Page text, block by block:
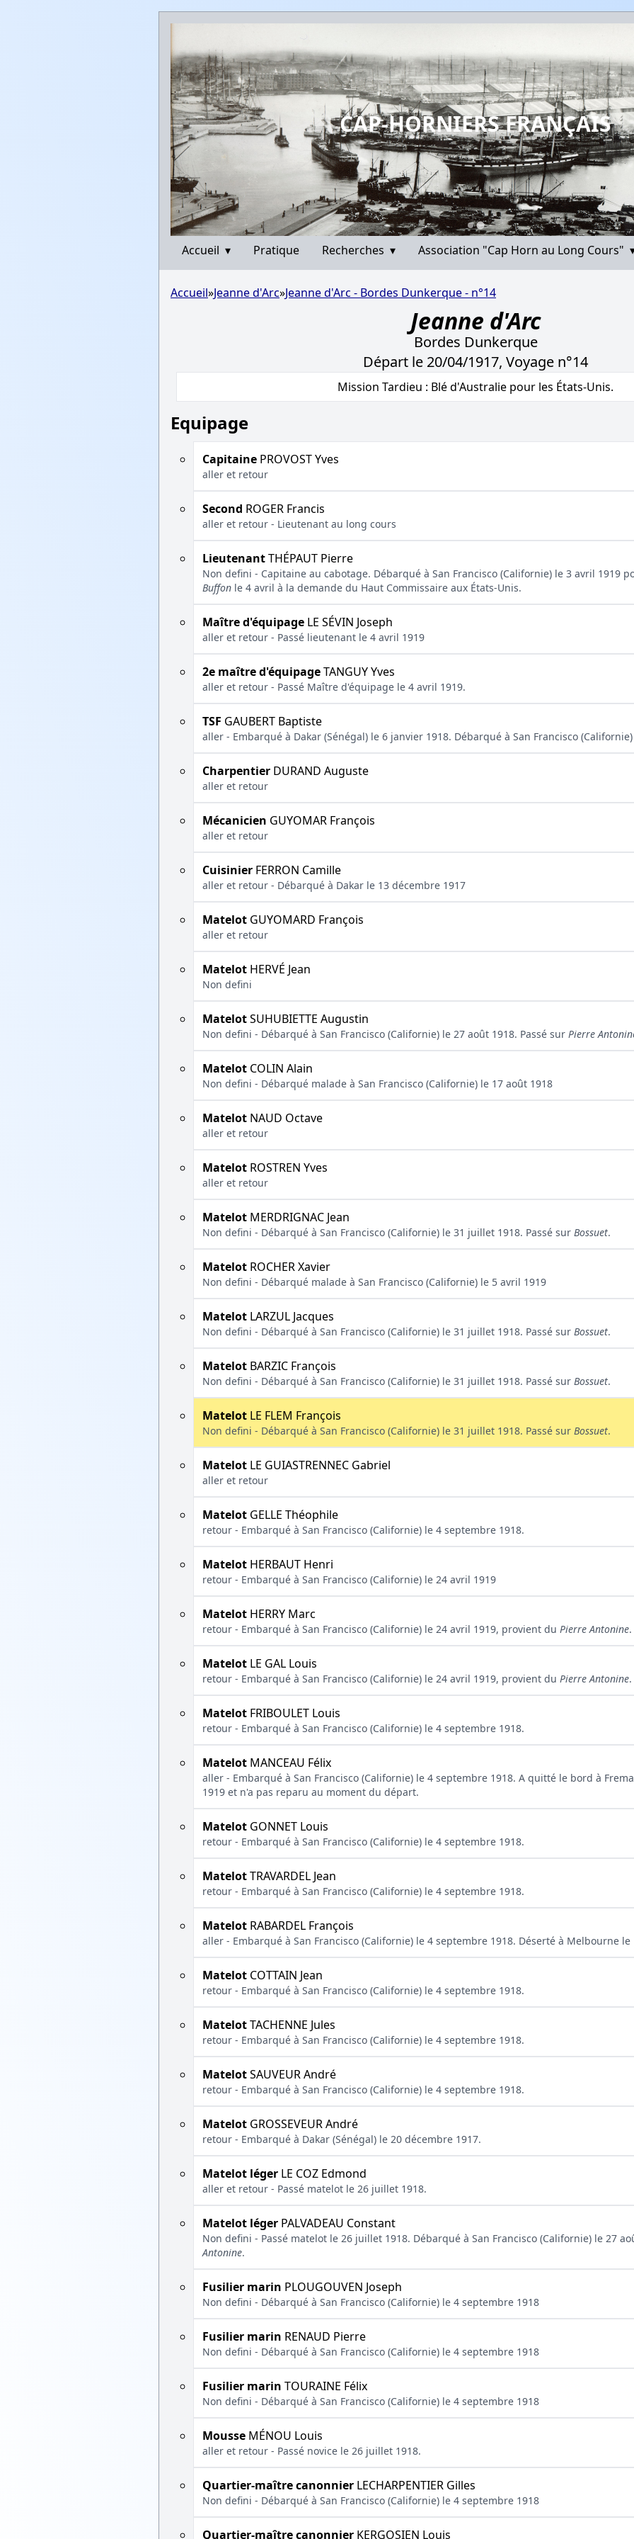
CAP-HORNIERS FRANÇAIS
Accueil ▾ Pratique Recherches ▾ Association "Cap Horn au Long Cours"
Accueil»Jeanne d'Arc»Jeanne d'Arc - Bordes Dunkerque - n°14
Jeanne d'Arc
Bordes Dunkerque
Départ le 20/04/1917, Voyage n°14
Mission Tardieu : Blé d'Australie pour les États-Unis.
Equipage
Capitaine PROVOST Yves
aller et retour
Second ROGER Francis
aller et retour - Lieutenant au long cours
LieutenantTHÉPAUT Pierre
Non defini - Capitaine au cabotage. Débarqué à San Francisco (Californie) le 3 avril 1919
Buffon le 4 avril à la demande du Haut Commissaire aux États-Unis.
Maître d'équipage LE SÉVIN Joseph
aller et retour - Passé lieutenant le 4 avril 1919
2e maître d'équipageTANGUY Yves
aller et retour - Passé Maître d'équipage le 4 avril 1919.
TSF GAUBERT Baptiste
aller - Embarqué à Dakar (Sénégal) le 6 janvier 1918. Débarqué à San Francisco
Charpentier DURAND Auguste
aller et retour
Mécanicien GUYOMAR François
aller et retour
Cuisinier FERRON Camille
aller et retour - Débarqué à Dakar le 13 décembre 1917
Matelot GUYOMARD François
aller et retour
Matelot HERVÉ Jean
Non defini
MatelotSUHUBIETTE Augustin
Non defini - Débarqué à San Francisco (Californie) le 27 août 1918. Passé sur Pierre
Matelot COLIN Alain
Non defini - Débarqué malade à San Francisco (Californie) le 17 août 1918
Matelot NAUD Octave
aller et retour
Matelot ROSTREN Yves
aller et retour
Matelot MERDRIGNAC Jean
Non defini - Débarqué à San Francisco (Californie) le 31 juillet 1918. Passé sur Bossuet.
Matelot ROCHER Xavier
Non defini - Débarqué malade à San Francisco (Californie) le 5 avril 1919
Matelot LARZUL Jacques
Non defini - Débarqué à San Francisco (Californie) le 31 juillet 1918. Passé sur Bossuet.
Matelot BARZIC François
Non defini - Débarqué à San Francisco (Californie) le 31 juillet 1918. Passé sur Bossuet.
Matelot LE FLEM François
Non defini - Débarqué à San Francisco (Californie) le 31 juillet 1918. Passé sur Bossuet.
Matelot LE GUIASTRENNEC Gabriel
aller et retour
Matelot GELLE Théophile
retour - Embarqué à San Francisco (Californie) le 4 septembre 1918.
Matelot HERBAUT Henri
retour - Embarqué à San Francisco (Californie) le 24 avril 1919
Matelot HERRY Marc
retour - Embarqué à San Francisco (Californie) le 24 avril 1919, provient du Pierre Antonine.
Matelot LE GAL Louis
retour - Embarqué à San Francisco (Californie) le 24 avril 1919, provient du Pierre Antonine.
Matelot FRIBOULET Louis
retour - Embarqué à San Francisco (Californie) le 4 septembre 1918.
Matelot MANCEAU Félix
aller - Embarqué à San Francisco (Californie) le 4 septembre 1918. A quitté le bord à
1919 et n'a pas reparu au moment du départ.
Matelot GONNET Louis
retour - Embarqué à San Francisco (Californie) le 4 septembre 1918.
MatelotTRAVARDEL Jean
retour - Embarqué à San Francisco (Californie) le 4 septembre 1918.
Matelot RABARDEL François
aller - Embarqué à San Francisco (Californie) le 4 septembre 1918. Déserté à Melbourne
Matelot COTTAIN Jean
retour - Embarqué à San Francisco (Californie) le 4 septembre 1918.
MatelotTACHENNE Jules
retour - Embarqué à San Francisco (Californie) le 4 septembre 1918.
MatelotSAUVEUR André
retour - Embarqué à San Francisco (Californie) le 4 septembre 1918.
Matelot GROSSEVEUR André
retour - Embarqué à Dakar (Sénégal) le 20 décembre 1917.
Matelot léger LE COZ Edmond
aller et retour - Passé matelot le 26 juillet 1918.
Matelot léger PALVADEAU Constant
Non defini - Passé matelot le 26 juillet 1918. Débarqué à San Francisco (Californie) le 27
Antonine.
Fusilier marin PLOUGOUVEN Joseph
Non defini - Débarqué à San Francisco (Californie) le 4 septembre 1918
Fusilier marin RENAUD Pierre
Non defini - Débarqué à San Francisco (Californie) le 4 septembre 1918
Fusilier marin TOURAINE Félix
Non defini - Débarqué à San Francisco (Californie) le 4 septembre 1918
Mousse MÉNOU Louis
aller et retour - Passé novice le 26 juillet 1918.
Quartier-maître canonnier LECHARPENTIER Gilles
Non defini - Débarqué à San Francisco (Californie) le 4 septembre 1918
Quartier-maître canonnier KERGOSIEN Louis